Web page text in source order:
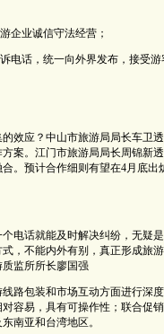
企业诚信守法经营；
电话，统一向外界发布，接受
效应？中山市旅游局局长车卫
案。江门市旅游局局长周锦新
。预计合作细则有望在4月底出
电话就能及时解决纠纷，无疑
，不能内外有别，真正形成旅
监所所长廖国强
路包装和市场互动方面进行深
容易，具有可操作性；联合促
南亚和台湾地区。